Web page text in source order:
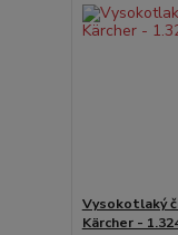
Vysokotlaký
Kärcher -